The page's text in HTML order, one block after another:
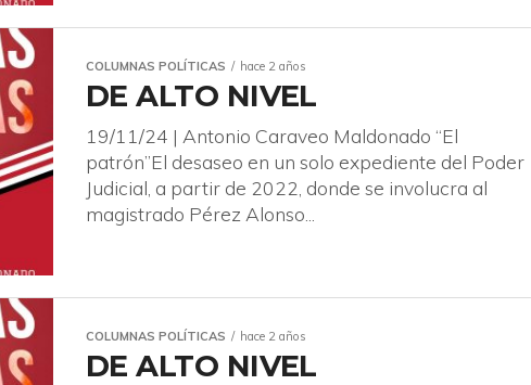
COLUMNAS POLÍTICAS hace 2 años
DE ALTO NIVEL
19/11/24 | Antonio Caraveo Maldonado “El
patrón”El desaseo en un solo expediente del Poder
Judicial, a partir de 2022, donde se involucra al
magistrado Pérez Alonso...
COLUMNAS POLÍTICAS hace 2 años
DE ALTO NIVEL